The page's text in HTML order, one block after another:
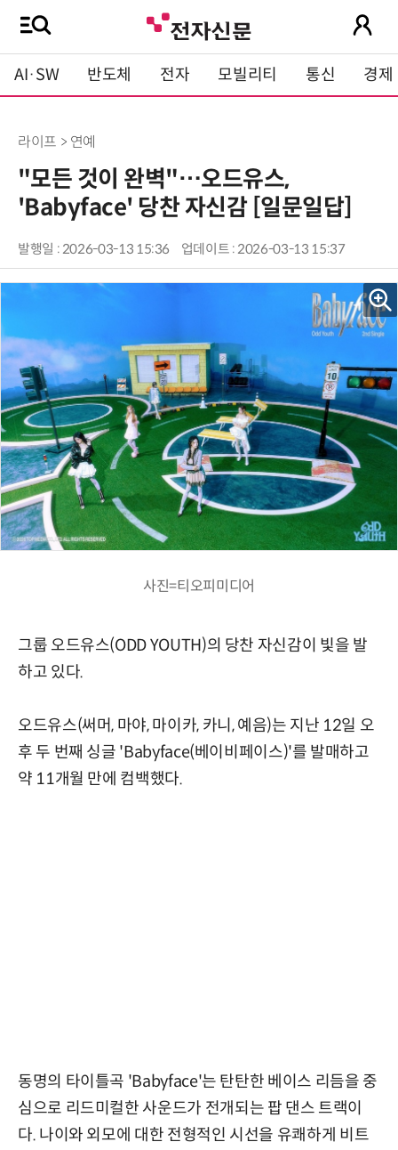
AI·SW 반도체 전자 모빌리티 통신 경제
라이프 > 연예
"모든 것이 완벽"…오드유스,
'Babyface' 당찬 자신감 [일문일답]
발행일 : 2026-03-13 15:36 업데이트 : 2026-03-13 15:37
사진=티오피미디어
그룹 오드유스(ODD YOUTH)의 당찬 자신감이 빛을 발
하고 있다.
오드유스(써머, 마야, 마이카, 카니, 예음)는 지난 12일 오
후 두 번째 싱글 'Babyface(베이비페이스)'를 발매하고
약 11개월 만에 컴백했다.
동명의 타이틀곡 'Babyface'는 탄탄한 베이스 리듬을 중
심으로 리드미컬한 사운드가 전개되는 팝 댄스 트랙이
다. 나이와 외모에 대한 전형적인 시선을 유쾌하게 비트